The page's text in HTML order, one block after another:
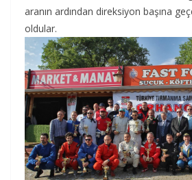
aranın ardından direksiyon başına
oldular.